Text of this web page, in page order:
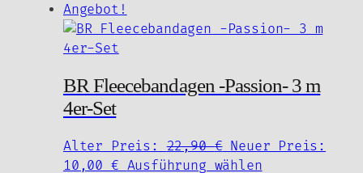
Angebot!
BR Fleecebandagen -Passion- 3 m
4er-Set
Alter Preis: 22,90€ Ursprünglicher
Preis
Neuer Preis:
10,00 €Aktueller
Ausführung wählenDieses